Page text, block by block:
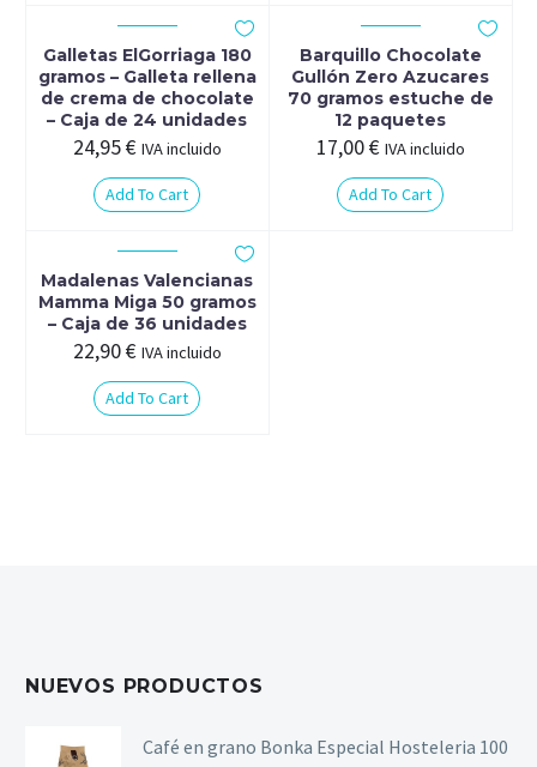
Galletas ElGorriaga 180
gramos – Galleta rellena
de crema de chocolate
– Caja de 24 unidades
24,95€ IVA incluido
Add To Cart
Barquillo Chocolate
Gullón Zero Azucares
70 gramos estuche de
12 paquetes
17,00€ IVA incluido
Add To Cart
Madalenas Valencianas
Mamma Miga 50 gramos
– Caja de 36 unidades
22,90€ IVA incluido
Add To Cart
NUEVOS PRODUCTOS
Café en grano Bonka Especial Hosteleria 100